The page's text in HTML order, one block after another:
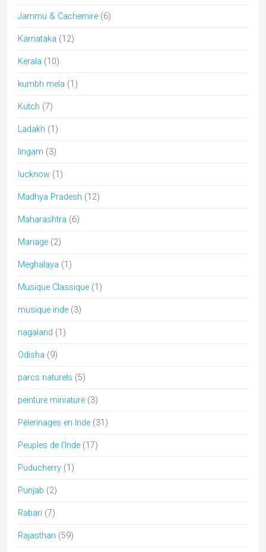
Jammu & Cachemire (6)
Karnataka (12)
Kerala (10)
kumbh mela (1)
Kutch (7)
Ladakh (1)
lingam (3)
lucknow (1)
Madhya Pradesh (12)
Maharashtra (6)
Mariage (2)
Meghalaya (1)
Musique Classique (1)
musique inde (3)
nagaland (1)
Odisha (9)
parcs naturels (5)
peinture miniature (3)
Pèlerinages en Inde (31)
Peuples de l'Inde (17)
Puducherry (1)
Punjab (2)
Rabari (7)
Rajasthan (59)